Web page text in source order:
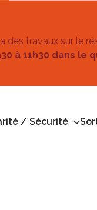
des travaux sur le
à 11h30 dans le
/ Sécurité